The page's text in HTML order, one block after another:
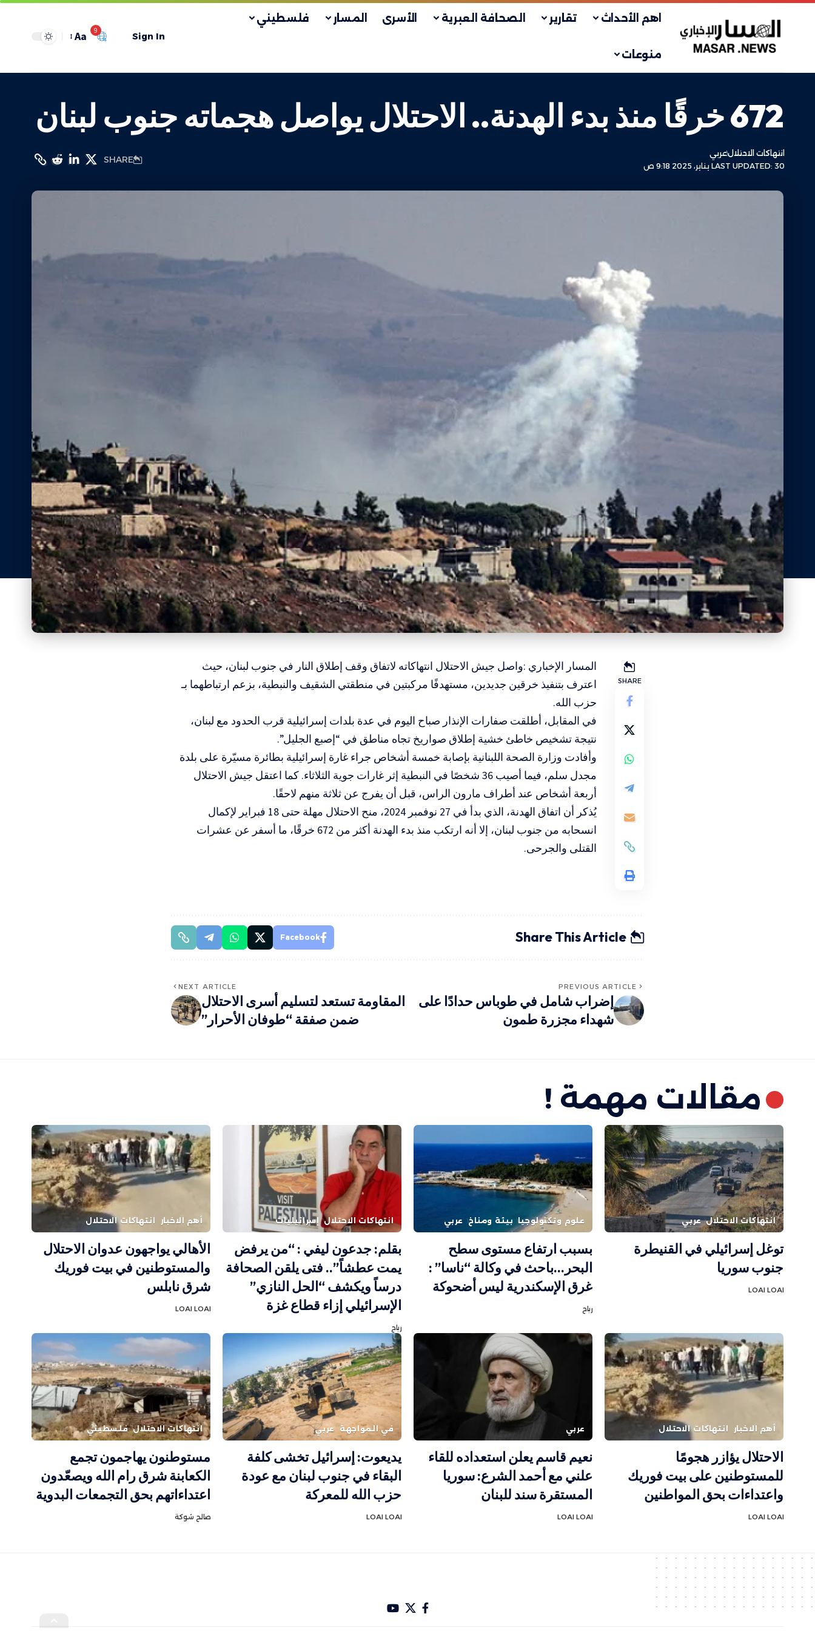
اهم الأحداث تقارير الصحافة العبرية الأسرى المسار فلسطيني
منوعات
Sign In
9
Aa
672 خرقًا منذ بدء الهدنة.. الاحتلال يواصل هجماته جنوب لبنان
LAST UPDATED: 30 يناير، 2025 9:18 ص
انتهاكات الاحتلالعربي
SHARE
SHARE
المسار الإخباري :واصل جيش الاحتلال انتهاكاته لاتفاق وقف إطلاق النار في جنوب لبنان، حيث
اعترف بتنفيذ خرقين جديدين، مستهدفًا مركبتين في منطقتي الشقيف والنبطية، بزعم ارتباطهما بـ
حزب الله.
في المقابل، أطلقت صفارات الإنذار صباح اليوم في عدة بلدات إسرائيلية قرب الحدود مع لبنان،
نتيجة تشخيص خاطئ خشية إطلاق صواريخ تجاه مناطق في “إصبع الجليل”.
وأفادت وزارة الصحة اللبنانية بإصابة خمسة أشخاص جراء غارة إسرائيلية بطائرة مسيّرة على بلدة
مجدل سلم، فيما أصيب 36 شخصًا في النبطية إثر غارات جوية الثلاثاء. كما اعتقل جيش الاحتلال
أربعة أشخاص عند أطراف مارون الراس، قبل أن يفرج عن ثلاثة منهم لاحقًا.
يُذكر أن اتفاق الهدنة، الذي بدأ في 27 نوفمبر 2024، منح الاحتلال مهلة حتى 18 فبراير لإكمال
انسحابه من جنوب لبنان، إلا أنه ارتكب منذ بدء الهدنة أكثر من 672 خرقًا، ما أسفر عن عشرات
القتلى والجرحى.
Share This Article
Facebook
PREVIOUS ARTICLE
إضراب شامل في طوباس حدادًا على
شهداء مجزرة طمون
NEXT ARTICLE
المقاومة تستعد لتسليم أسرى الاحتلال
ضمن صفقة “طوفان الأحرار”
مقالات مهمة !
انتهاكات الاحتلال عربي
توغل إسرائيلي في القنيطرة
جنوب سوريا
LOAI LOAI
علوم وتكنولوجيا بيئة ومناخ عربي
بسبب ارتفاع مستوى سطح
البحر…باحث في وكالة “ناسا” :
غرق الإسكندرية ليس أضحوكة
رباح
انتهاكات الاحتلال إسرائيليات
بقلم: جدعون ليفي : “من يرفض
يمت عطشاً”.. فتى يلقن الصحافة
درساً ويكشف “الحل النازي”
الإسرائيلي إزاء قطاع غزة
رباح
أهم الاخبار انتهاكات الاحتلال
الأهالي يواجهون عدوان الاحتلال
والمستوطنين في بيت فوريك
شرق نابلس
LOAI LOAI
أهم الاخبار انتهاكات الاحتلال
الاحتلال يؤازر هجومًا
للمستوطنين على بيت فوريك
واعتداءات بحق المواطنين
LOAI LOAI
عربي
نعيم قاسم يعلن استعداده للقاء
علني مع أحمد الشرع: سوريا
المستقرة سند للبنان
LOAI LOAI
في المواجهة عربي
يديعوت: إسرائيل تخشى كلفة
البقاء في جنوب لبنان مع عودة
حزب الله للمعركة
LOAI LOAI
انتهاكات الاحتلال فلسطيني
مستوطنون يهاجمون تجمع
الكعابنة شرق رام الله ويصعّدون
اعتداءاتهم بحق التجمعات البدوية
صالح شوكة